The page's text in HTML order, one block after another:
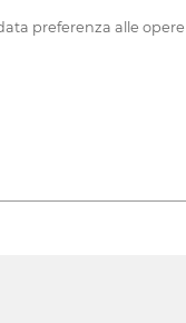
preferenza alle